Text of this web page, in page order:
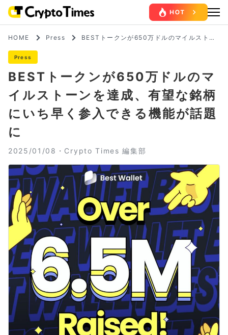
HOME Press
BESTトークンが650万ドルのマイルストー
Press
BESTトークンが650万ドルのマ
イルストーンを達成、有望な銘柄
にいち早く参入できる機能が話題
に
2025/01/08・ Crypto Times 編集部